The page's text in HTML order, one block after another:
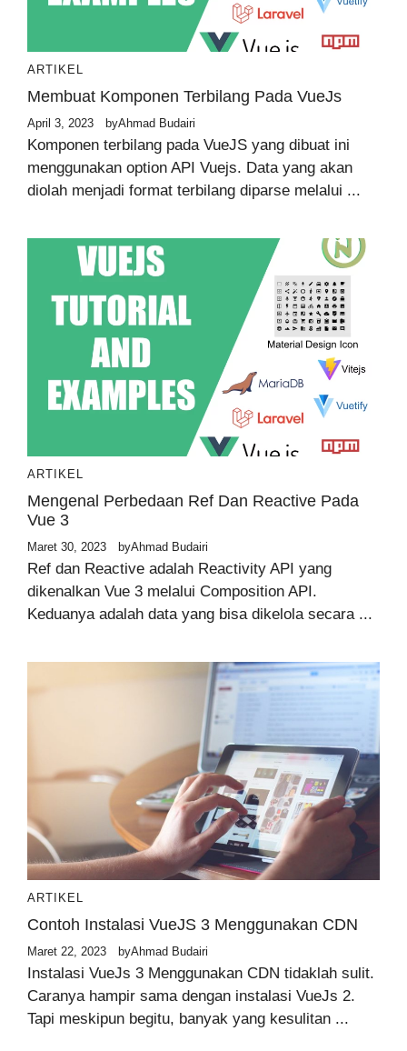
ARTIKEL
Membuat Komponen Terbilang Pada VueJs
April 3, 2023 byAhmad Budairi
Komponen terbilang pada VueJS yang dibuat ini
menggunakan option API Vuejs. Data yang akan
diolah menjadi format terbilang diparse melalui ...
ARTIKEL
Mengenal Perbedaan Ref Dan Reactive Pada
Vue 3
Maret 30, 2023 byAhmad Budairi
Ref dan Reactive adalah Reactivity API yang
dikenalkan Vue 3 melalui Composition API.
Keduanya adalah data yang bisa dikelola secara ...
ARTIKEL
Contoh Instalasi VueJS 3 Menggunakan CDN
Maret 22, 2023 byAhmad Budairi
Instalasi VueJs 3 Menggunakan CDN tidaklah sulit.
Caranya hampir sama dengan instalasi VueJs 2.
Tapi meskipun begitu, banyak yang kesulitan ...